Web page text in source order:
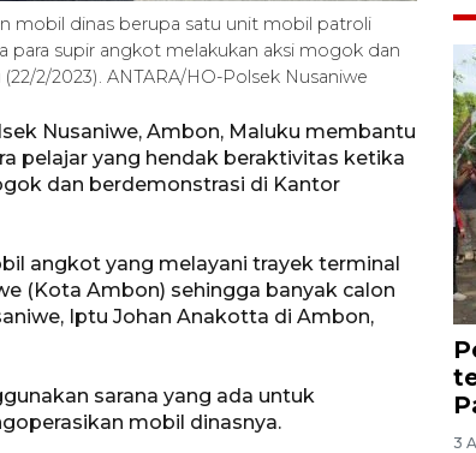
mobil dinas berupa satu unit mobil patroli
para supir angkot melakukan aksi mogok dan
2/2023). ANTARA/HO-Polsek Nusaniwe
Nusaniwe, Ambon, Maluku membantu
pelajar yang hendak beraktivitas ketika
dan berdemonstrasi di Kantor
angkot yang melayani trayek terminal
(Kota Ambon) sehingga banyak calon
Iptu Johan Anakotta di Ambon,
sarana yang ada untuk
mobil dinasnya.
3